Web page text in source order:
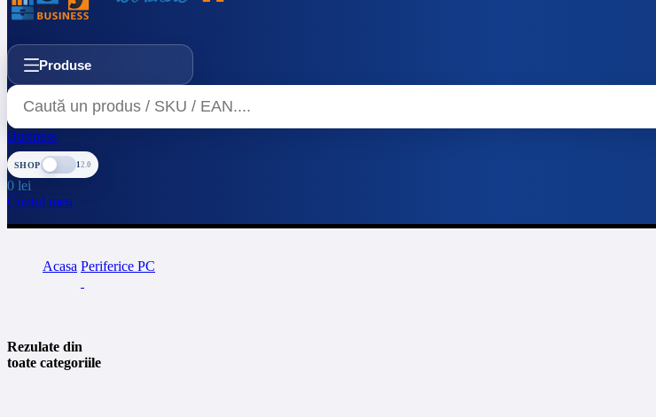
Produse
Business
SHOP 12.0
0 lei
Contul meu
Acasa Periferice PC
Rezulate din
toate categoriile